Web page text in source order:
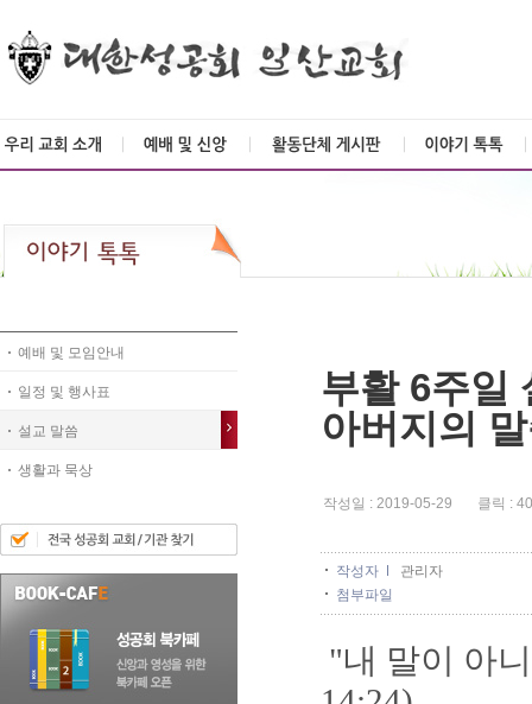
예배 및 모임안내
일정 및 행사표
설교 말씀
생활과 묵상
부활 6주일
아버지의
작성일 : 2019-05-29 클릭 :
작성자
관리자
첨부파일
"내 말이 아